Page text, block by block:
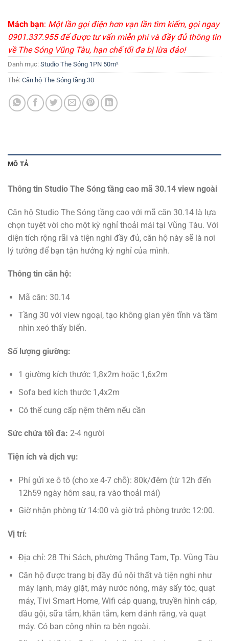
Mách bạn: Một lần gọi điện hơn vạn lần tìm kiếm, gọi ngay
0901.337.955 để được tư vấn miễn phí và đầy đủ thông tin
về The Sóng Vũng Tàu, hạn chế tối đa bị lừa đảo!
Danh mục: Studio The Sóng 1PN 50m²
Thẻ: Căn hộ The Sóng tầng 30
MÔ TẢ
Thông tin Studio The Sóng tầng cao mã 30.14 view ngoài
Căn hộ Studio The Sóng tầng cao với mã căn 30.14 là lựa
chọn tuyệt vời cho một kỳ nghỉ thoải mái tại Vũng Tàu. Với
diện tích rộng rãi và tiện nghi đầy đủ, căn hộ này sẽ là nơi
lý tưởng để bạn tận hưởng kỳ nghỉ của mình.
Thông tin căn hộ:
Mã căn: 30.14
Tầng 30 với view ngoại, tạo không gian yên tĩnh và tầm
nhìn xeó thấy biển.
Số lượng giường:
1 giường kích thước 1,8x2m hoặc 1,6x2m
Sofa bed kích thước 1,4x2m
Có thể cung cấp nệm thêm nếu cần
Sức chứa tối đa: 2-4 người
Tiện ích và dịch vụ:
Phí gửi xe ô tô (cho xe 4-7 chỗ): 80k/đêm (từ 12h đến
12h59 ngày hôm sau, ra vào thoải mái)
Giờ nhận phòng từ 14:00 và giờ trả phòng trước 12:00.
Vị trí:
Địa chỉ: 28 Thi Sách, phường Thắng Tam, Tp. Vũng Tàu
Căn hộ được trang bị đầy đủ nội thất và tiện nghi như
máy lạnh, máy giặt, máy nước nóng, máy sấy tóc, quạt
máy, Tivi Smart Home, Wifi cáp quang, truyền hình cáp,
dầu gội, sữa tắm, khăn tắm, kem đánh răng, và quạt
máy. Có ban công nhìn ra bên ngoài.